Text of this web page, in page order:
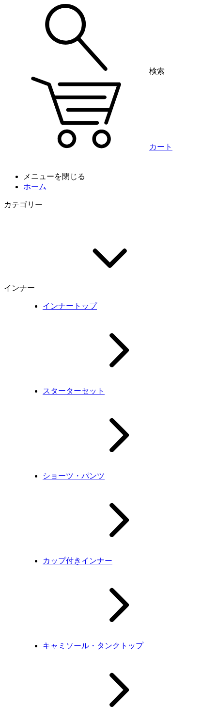
検索
カート
メニューを閉じる
ホーム
カテゴリー
インナー
インナートップ
スターターセット
ショーツ・パンツ
カップ付きインナー
キャミソール・タンクトップ